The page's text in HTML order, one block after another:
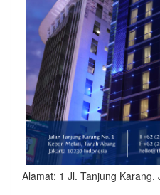
Alamat: 1 Jl. Tanjung Karang,